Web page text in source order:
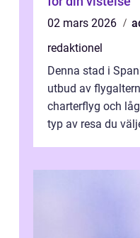
02 mars 2026
redaktionel
Denna stad i
utbud av
charterflyg och
typ av resa du